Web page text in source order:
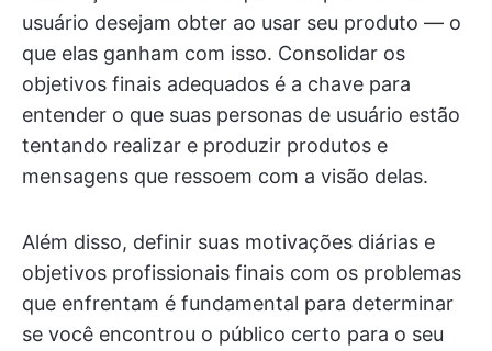
usuário desejam obter ao usar seu produto — o
que elas ganham com isso. Consolidar os
objetivos finais adequados é a chave para
entender o que suas personas de usuário estão
tentando realizar e produzir produtos e
mensagens que ressoem com a visão delas.
Além disso, definir suas motivações diárias e
objetivos profissionais finais com os problemas
que enfrentam é fundamental para determinar
se você encontrou o público certo para o seu